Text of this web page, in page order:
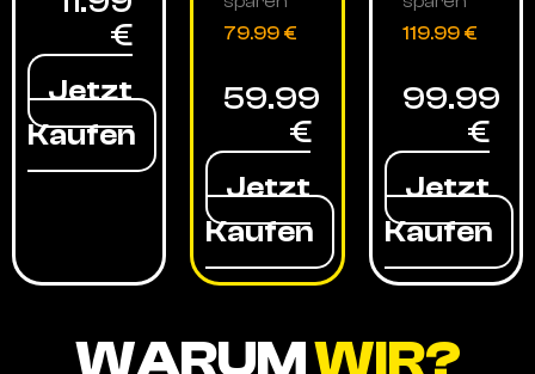
€
Jetzt
Kaufen
79.99 €
59.99
€
Jetzt
Kaufen
119.99 €
99.99
€
Jetzt
Kaufen
WARUMWIR?